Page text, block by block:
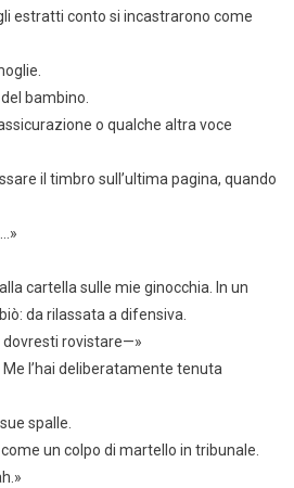
estratti conto si incastrarono come
bambino.
o qualche altra voce
il timbro sull’ultima pagina, quando
cartella sulle mie ginocchia. In un
da rilassata a difensiva.
dovresti rovistare—»
l’hai deliberatamente tenuta
spalle.
come un colpo di martello in tribunale.